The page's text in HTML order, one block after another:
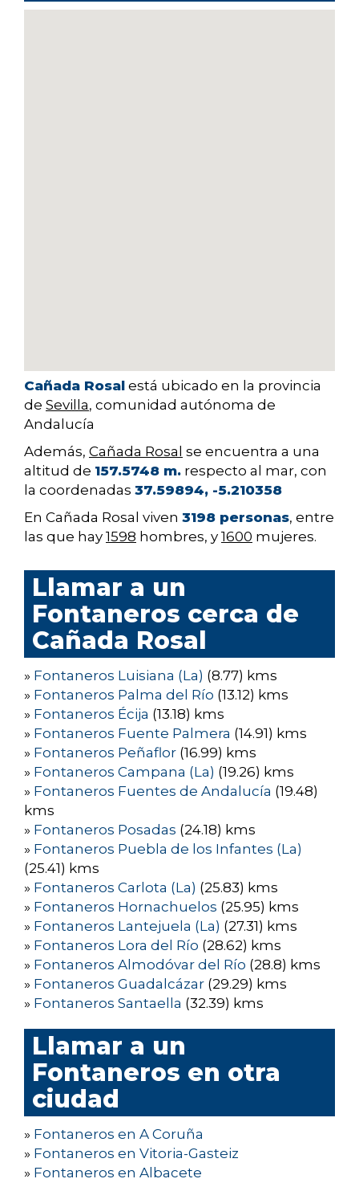
Cañada Rosal está ubicado en la provincia
de Sevilla, comunidad autónoma de
Andalucía
Además, Cañada Rosal se encuentra a una
altitud de 157.5748 m. respecto al mar, con
la coordenadas 37.59894, -5.210358
En Cañada Rosal viven 3198 personas, entre
las que hay 1598 hombres, y 1600 mujeres.
Llamar a un
Fontaneros cerca de
Cañada Rosal
» Fontaneros Luisiana (La) (8.77) kms
» Fontaneros Palma del Río (13.12) kms
» Fontaneros Écija (13.18) kms
» Fontaneros Fuente Palmera (14.91) kms
» Fontaneros Peñaflor (16.99) kms
» Fontaneros Campana (La) (19.26) kms
» Fontaneros Fuentes de Andalucía (19.48)
kms
» Fontaneros Posadas (24.18) kms
» Fontaneros Puebla de los Infantes (La)
(25.41) kms
» Fontaneros Carlota (La) (25.83) kms
» Fontaneros Hornachuelos (25.95) kms
» Fontaneros Lantejuela (La) (27.31) kms
» Fontaneros Lora del Río (28.62) kms
» Fontaneros Almodóvar del Río (28.8) kms
» Fontaneros Guadalcázar (29.29) kms
» Fontaneros Santaella (32.39) kms
Llamar a un
Fontaneros en otra
ciudad
» Fontaneros en A Coruña
» Fontaneros en Vitoria-Gasteiz
» Fontaneros en Albacete